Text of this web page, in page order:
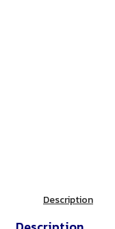
Description